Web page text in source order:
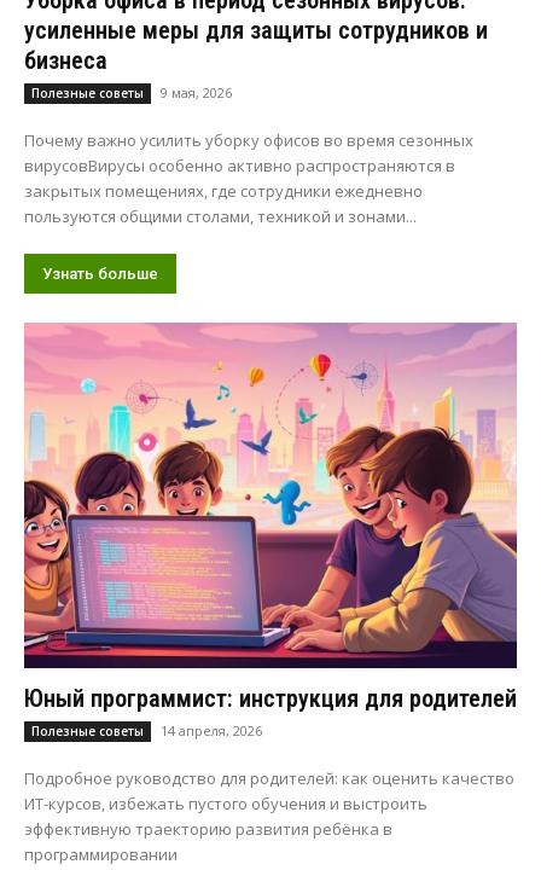
усиленные меры для защиты сотрудников и
бизнеса
Полезные советы 9 мая, 2026
Почему важно усилить уборку офисов во время сезонных
вирусовВирусы особенно активно распространяются в
закрытых помещениях, где сотрудники ежедневно
пользуются общими столами, техникой и зонами...
Узнать больше
Юный программист: инструкция для родителей
Полезные советы 14 апреля, 2026
Подробное руководство для родителей: как оценить качество
ИТ-курсов, избежать пустого обучения и выстроить
эффективную траекторию развития ребёнка в
программировании